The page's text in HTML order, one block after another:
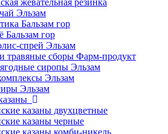
жевательная резинка
Эльзам
Бальзам гор
Бальзам гор
спрей Эльзам
травяные сборы Фарм-продукт
сиропы Эльзам
Эльзам
Эльзам
казаны двухцветные
казаны черные
казаны комби-никель